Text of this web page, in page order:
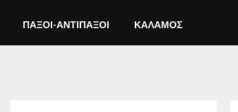
ΠΑΞΟΙ-ΑΝΤΙΠΑΞΟΙ ΚΑΛΑΜΟΣ